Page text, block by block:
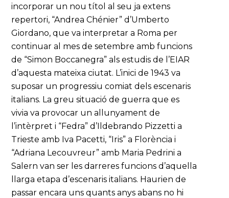
incorporar un nou títol al seu ja extens
repertori, “Andrea Chénier” d’Umberto
Giordano, que va interpretar a Roma per
continuar al mes de setembre amb funcions
de “Simon Boccanegra” als estudis de l’EIAR
d’aquesta mateixa ciutat. L’inici de 1943 va
suposar un progressiu comiat dels escenaris
italians. La greu situació de guerra que es
vivia va provocar un allunyament de
l’intèrpret i “Fedra” d’Ildebrando Pizzetti a
Trieste amb Iva Pacetti, “Iris” a Florència i
“Adriana Lecouvreur” amb Maria Pedrini a
Salern van ser les darreres funcions d’aquella
llarga etapa d’escenaris italians. Haurien de
passar encara uns quants anys abans no hi